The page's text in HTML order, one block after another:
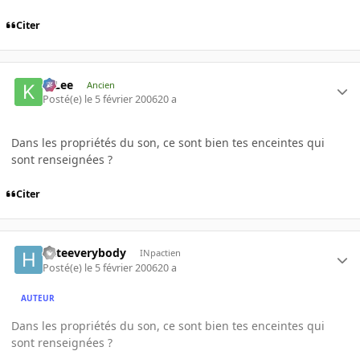
Citer
K-Lee Ancien
Posté(e) le 5 février 200620 a
Dans les propriétés du son, ce sont bien tes enceintes qui
sont renseignées ?
Citer
hateeverybody INpactien
Posté(e) le 5 février 200620 a
AUTEUR
Dans les propriétés du son, ce sont bien tes enceintes qui
sont renseignées ?